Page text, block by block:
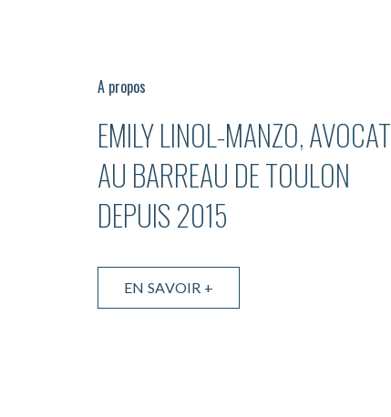
A propos
EMILY LINOL-MANZO, AVOCAT
AU BARREAU DE TOULON
DEPUIS 2015
EN SAVOIR +